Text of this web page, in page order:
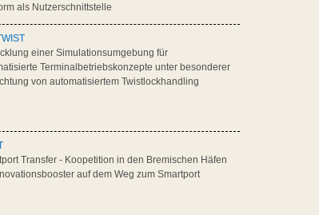
als Nutzerschnittstelle
einer Simulationsumgebung für
Terminalbetriebskonzepte unter besonderer
von automatisiertem Twistlockhandling
Transfer - Koopetition in den Bremischen Häfen
auf dem Weg zum Smartport